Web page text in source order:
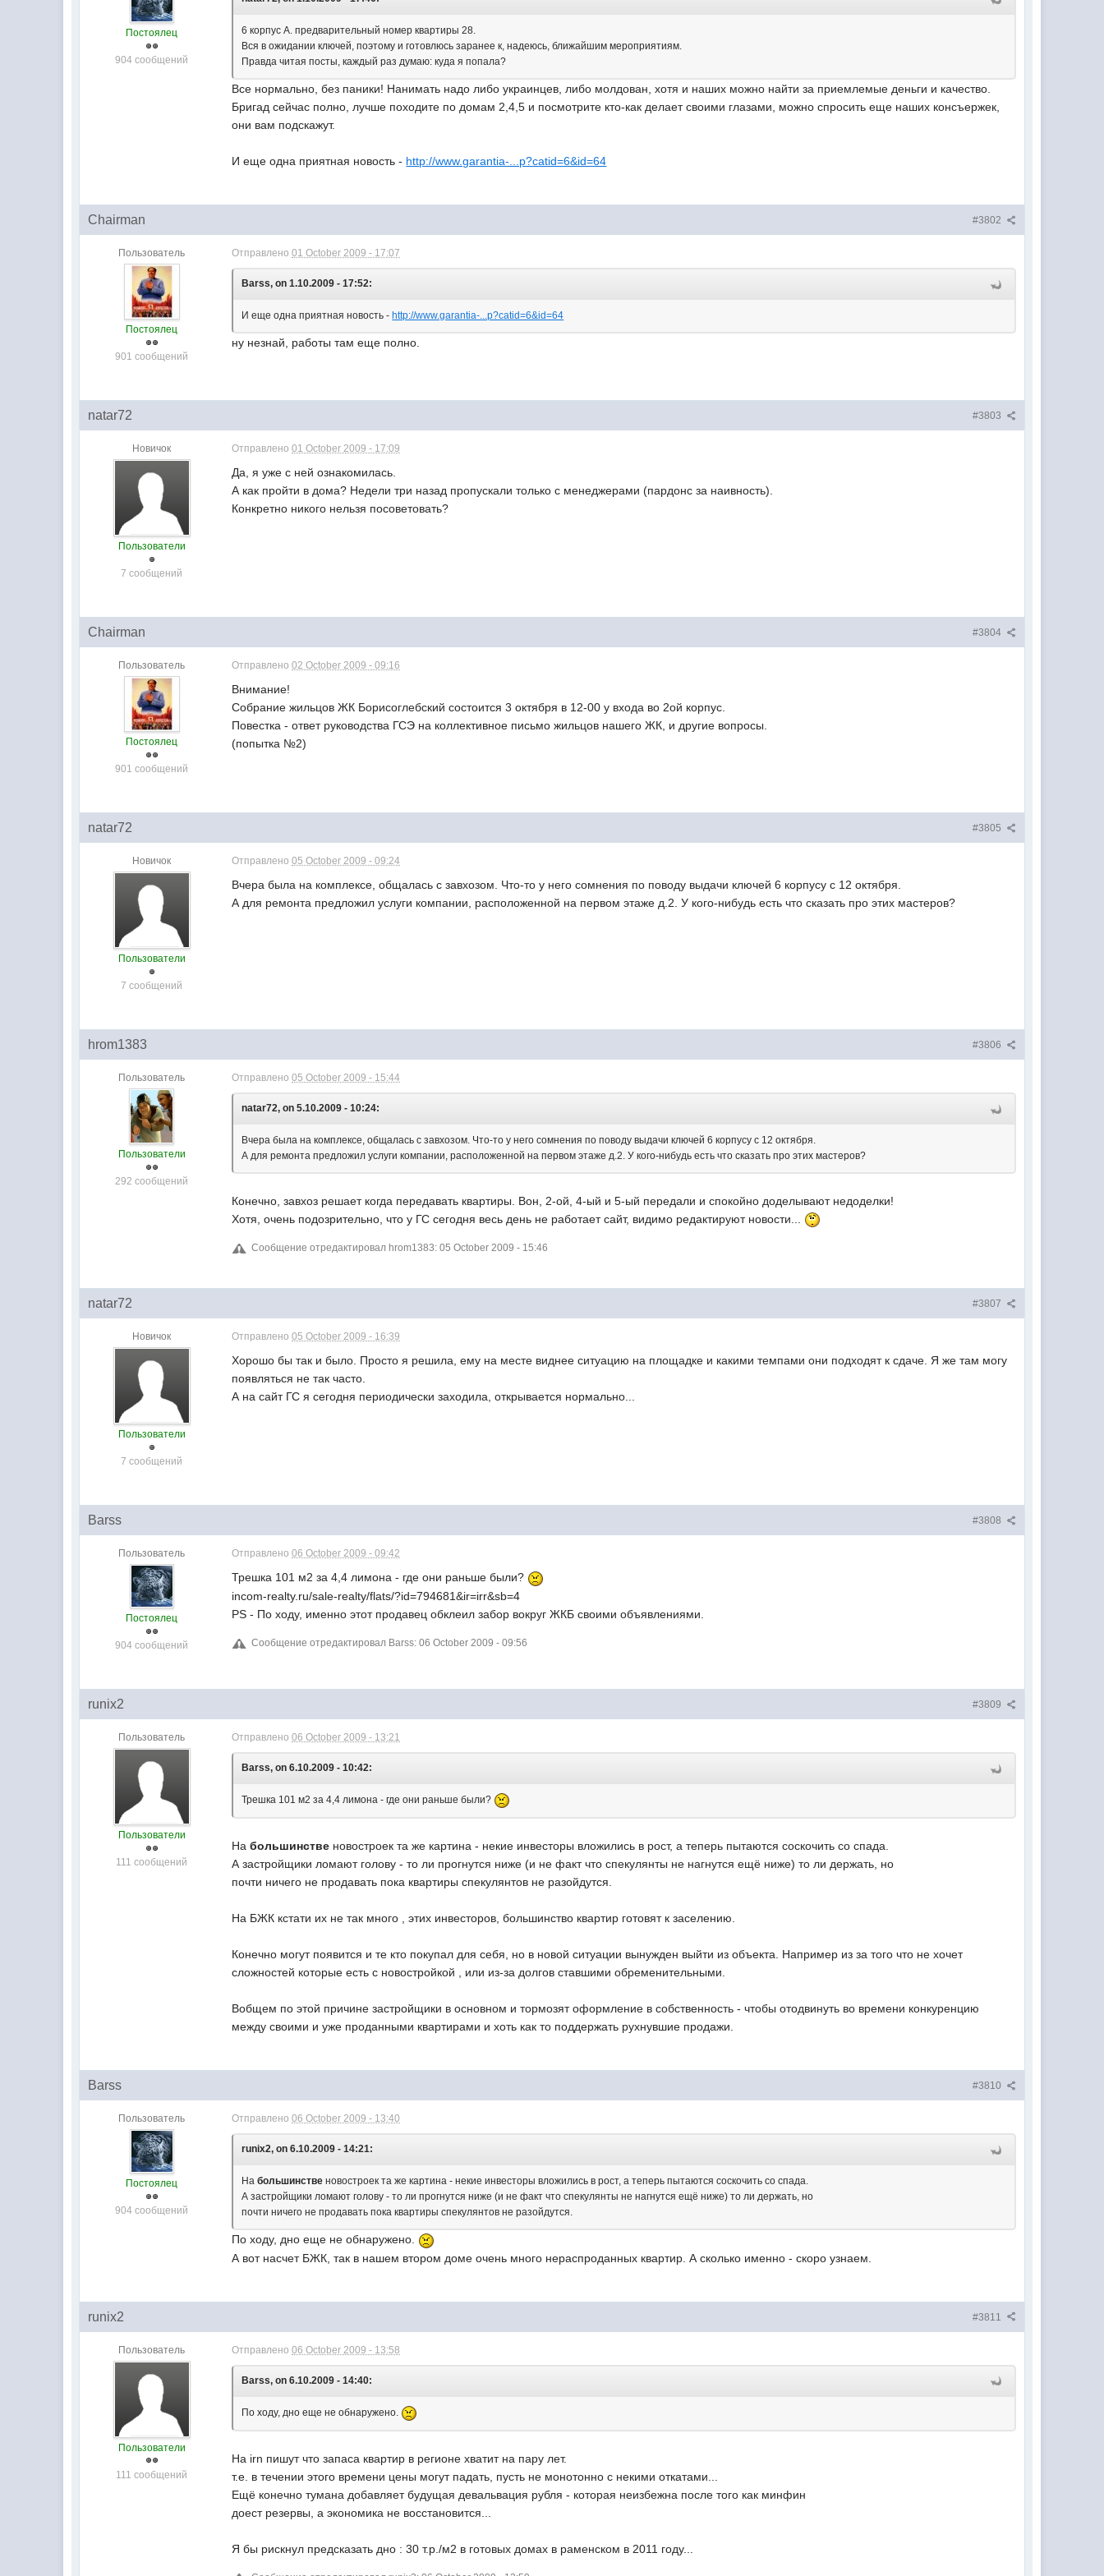
Постоялец
904 сообщений
6 корпус А. предварительный номер квартиры 28.
Вся в ожидании ключей, поэтому и готовлюсь заранее к, надеюсь, ближайшим мероприятиям.
Правда читая посты, каждый раз думаю: куда я попала?
Все нормально, без паники! Нанимать надо либо украинцев, либо молдован, хотя и наших можно найти за приемлемые деньги и качество.
Бригад сейчас полно, лучше походите по домам 2,4,5 и посмотрите кто-как делает своими глазами, можно спросить еще наших консъержек,
они вам подскажут.
И еще одна приятная новость - http://www.garantia-...p?catid=6&id=64
#3802
Chairman
Пользователь
Постоялец
901 сообщений
Отправлено01 October 2009 - 17:07
Barss, on 1.10.2009 - 17:52:
И еще одна приятная новость - http://www.garantia-...p?catid=6&id=64
ну незнай, работы там еще полно.
#3803
natar72
Новичок
Пользователи
7 сообщений
Отправлено01 October 2009 - 17:09
Да, я уже с ней ознакомилась.
А как пройти в дома? Недели три назад пропускали только с менеджерами (пардонс за наивность).
Конкретно никого нельзя посоветовать?
#3804
Chairman
Пользователь
Постоялец
901 сообщений
Отправлено02 October 2009 - 09:16
Внимание!
Собрание жильцов ЖК Борисоглебский состоится 3 октября в 12-00 у входа во 2ой корпус.
Повестка - ответ руководства ГСЭ на коллективное письмо жильцов нашего ЖК, и другие вопросы.
(попытка №2)
#3805
natar72
Новичок
Пользователи
7 сообщений
Отправлено05 October 2009 - 09:24
Вчера была на комплексе, общалась с завхозом. Что-то у него сомнения по поводу выдачи ключей 6 корпусу с 12 октября.
А для ремонта предложил услуги компании, расположенной на первом этаже д.2. У кого-нибудь есть что сказать про этих мастеров?
#3806
hrom1383
Пользователь
Пользователи
292 сообщений
Отправлено05 October 2009 - 15:44
natar72, on 5.10.2009 - 10:24:
Вчера была на комплексе, общалась с завхозом. Что-то у него сомнения по поводу выдачи ключей 6 корпусу с 12 октября.
А для ремонта предложил услуги компании, расположенной на первом этаже д.2. У кого-нибудь есть что сказать про этих мастеров?
Конечно, завхоз решает когда передавать квартиры. Вон, 2-ой, 4-ый и 5-ый передали и спокойно доделывают недоделки!
Хотя, очень подозрительно, что у ГС сегодня весь день не работает сайт, видимо редактируют новости...
Сообщение отредактировал hrom1383: 05 October 2009 - 15:46
#3807
natar72
Новичок
Пользователи
7 сообщений
Отправлено05 October 2009 - 16:39
Хорошо бы так и было. Просто я решила, ему на месте виднее ситуацию на площадке и какими темпами они подходят к сдаче. Я же там могу
появляться не так часто.
А на сайт ГС я сегодня периодически заходила, открывается нормально...
#3808
Barss
Пользователь
Постоялец
904 сообщений
Отправлено06 October 2009 - 09:42
Трешка 101 м2 за 4,4 лимона - где они раньше были?
incom-realty.ru/sale-realty/flats/?id=794681&ir=irr&sb=4
PS - По ходу, именно этот продавец обклеил забор вокруг ЖКБ своими объявлениями.
Сообщение отредактировал Barss: 06 October 2009 - 09:56
#3809
runix2
Пользователь
Пользователи
111 сообщений
Отправлено06 October 2009 - 13:21
Barss, on 6.10.2009 - 10:42:
Трешка 101 м2 за 4,4 лимона - где они раньше были?
Набольшинстве новостроек та же картина - некие инвесторы вложились в рост, а теперь пытаются соскочить со спада.
А застройщики ломают голову - то ли прогнутся ниже (и не факт что спекулянты не нагнутся ещё ниже) то ли держать, но
почти ничего не продавать пока квартиры спекулянтов не разойдутся.
На БЖК кстати их не так много , этих инвесторов, большинство квартир готовят к заселению.
Конечно могут появится и те кто покупал для себя, но в новой ситуации вынужден выйти из объекта. Например из за того что не хочет
сложностей которые есть с новостройкой , или из-за долгов ставшими обременительными.
Вобщем по этой причине застройщики в основном и тормозят оформление в собственность - чтобы отодвинуть во времени конкуренцию
между своими и уже проданными квартирами и хоть как то поддержать рухнувшие продажи.
#3810
Barss
Пользователь
Постоялец
904 сообщений
Отправлено06 October 2009 - 13:40
runix2, on 6.10.2009 - 14:21:
Набольшинстве новостроек та же картина - некие инвесторы вложились в рост, а теперь пытаются соскочить со спада.
А застройщики ломают голову - то ли прогнутся ниже (и не факт что спекулянты не нагнутся ещё ниже) то ли держать, но
почти ничего не продавать пока квартиры спекулянтов не разойдутся.
По ходу, дно еще не обнаружено.
А вот насчет БЖК, так в нашем втором доме очень много нераспроданных квартир. А сколько именно - скоро узнаем.
#3811
runix2
Пользователь
Пользователи
111 сообщений
Отправлено06 October 2009 - 13:58
Barss, on 6.10.2009 - 14:40:
По ходу, дно еще не обнаружено.
На irn пишут что запаса квартир в регионе хватит на пару лет.
т.е. в течении этого времени цены могут падать, пусть не монотонно с некими откатами...
Ещё конечно тумана добавляет будущая девальвация рубля - которая неизбежна после того как минфин
доест резервы, а экономика не восстановится...
Я бы рискнул предсказать дно : 30 т.р./м2 в готовых домах в раменском в 2011 году...